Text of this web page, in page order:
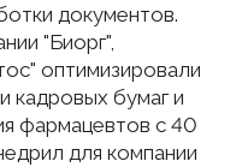
документов.
"Биорг",
оптимизировали
кадровых бумаг и
фармацевтов с 40
для компании